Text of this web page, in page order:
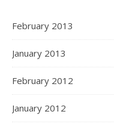
February 2013
January 2013
February 2012
January 2012